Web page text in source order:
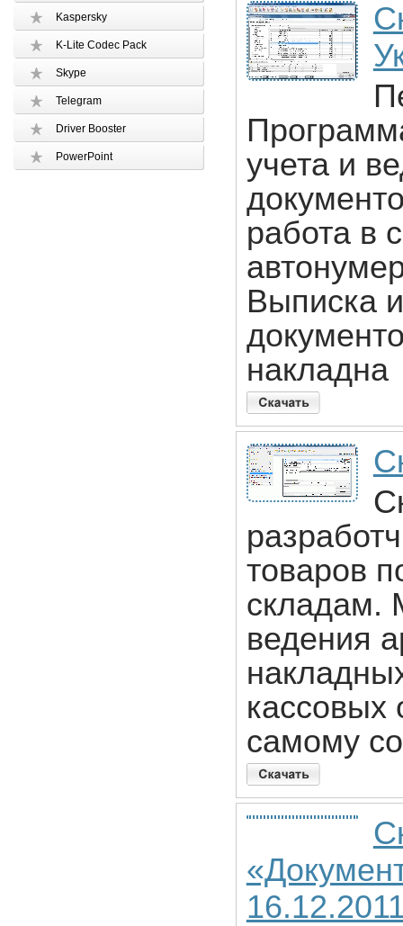
Kaspersky
K-Lite Codec Pack
Skype
Telegram
Driver Booster
PowerPoint
учета и
работа в
Выписка
накладна
товаров
складам.
ведения
кассовых
самому